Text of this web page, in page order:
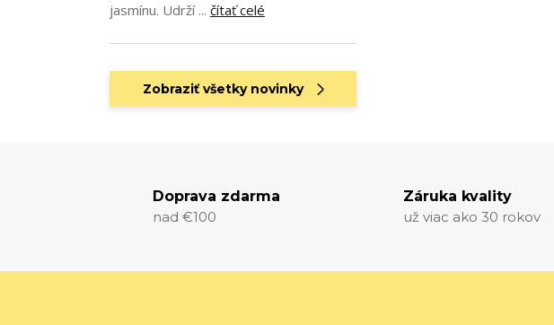
jasmínu. Udrží ... čítať celé
Zobraziť všetky novinky
Doprava zdarma
nad €100
Záruka kvality
už viac ako 30 rokov